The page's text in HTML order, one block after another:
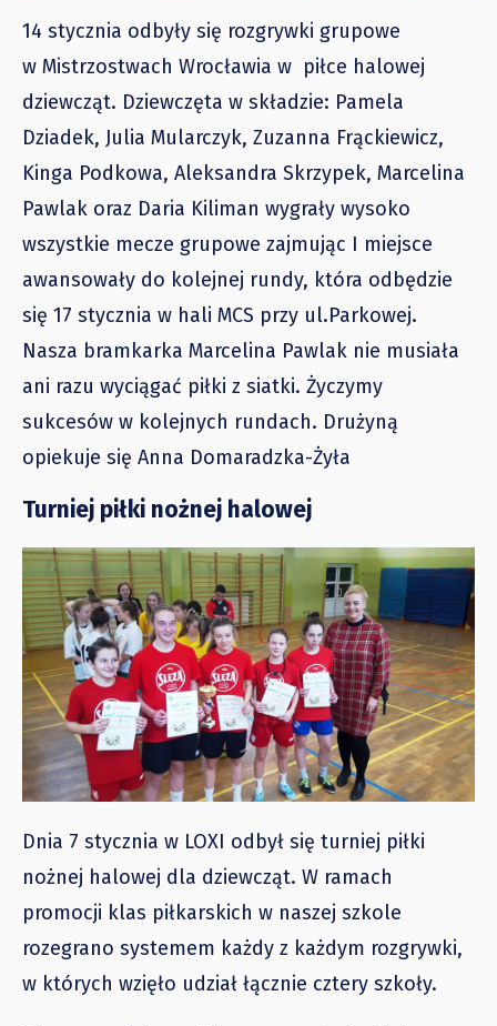
14 stycznia odbyły się rozgrywki grupowe
w Mistrzostwach Wrocławia w piłce halowej
dziewcząt. Dziewczęta w składzie: Pamela
Dziadek, Julia Mularczyk, Zuzanna Frąckiewicz,
Kinga Podkowa, Aleksandra Skrzypek, Marcelina
Pawlak oraz Daria Kiliman wygrały wysoko
wszystkie mecze grupowe zajmując I miejsce
awansowały do kolejnej rundy, która odbędzie
się 17 stycznia w hali MCS przy ul.Parkowej.
Nasza bramkarka Marcelina Pawlak nie musiała
ani razu wyciągać piłki z siatki. Życzymy
sukcesów w kolejnych rundach. Drużyną
opiekuje się Anna Domaradzka-Żyła
Turniej piłki nożnej halowej
Dnia 7 stycznia w LOXI odbył się turniej piłki
nożnej halowej dla dziewcząt. W ramach
promocji klas piłkarskich w naszej szkole
rozegrano systemem każdy z każdym rozgrywki,
w których wzięło udział łącznie cztery szkoły.